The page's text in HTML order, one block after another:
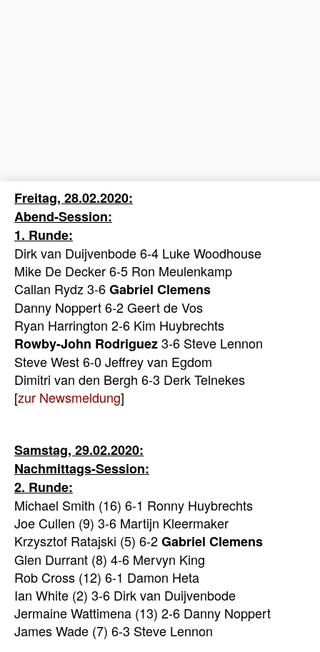
Freitag, 28.02.2020:
Abend-Session:
1. Runde:
Dirk van Duijvenbode 6-4 Luke Woodhouse
Mike De Decker 6-5 Ron Meulenkamp
Callan Rydz 3-6Gabriel Clemens
Danny Noppert 6-2 Geert de Vos
Ryan Harrington 2-6 Kim Huybrechts
Rowby-John Rodriguez3-6 Steve Lennon
Steve West 6-0 Jeffrey van Egdom
Dimitri van den Bergh 6-3 Derk Telnekes
[zur Newsmeldung]
Samstag, 29.02.2020:
Nachmittags-Session:
2. Runde:
Michael Smith (16) 6-1 Ronny Huybrechts
Joe Cullen (9) 3-6 Martijn Kleermaker
Krzysztof Ratajski (5) 6-2Gabriel Clemens
Glen Durrant (8) 4-6 Mervyn King
Rob Cross (12) 6-1 Damon Heta
Ian White (2) 3-6 Dirk van Duijvenbode
Jermaine Wattimena (13) 2-6 Danny Noppert
James Wade (7) 6-3 Steve Lennon